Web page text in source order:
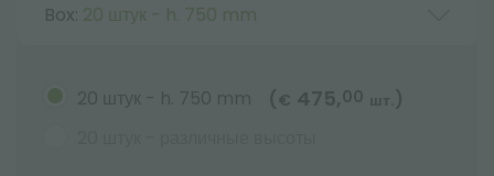
Box: 20 штук - h. 750 mm
20 штук - h. 750 mm ( € 475,00 шт. )